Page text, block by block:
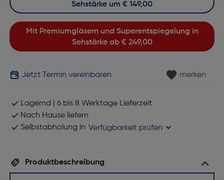
Mit Premiumgläsern und Superentspiegelung in
Sehstärke ab € 249,00
Sehstärke um € 149,00
Jetzt Termin vereinbaren merken
Lagernd | 6 bis 8 Werktage Lieferzeit
Nach Hause liefern
Selbstabholung in Verfügbarkeit prüfen
Produktbeschreibung